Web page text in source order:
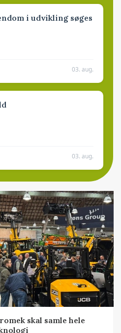
i udvikling søges
03. aug.
03. aug.
skal samle hele